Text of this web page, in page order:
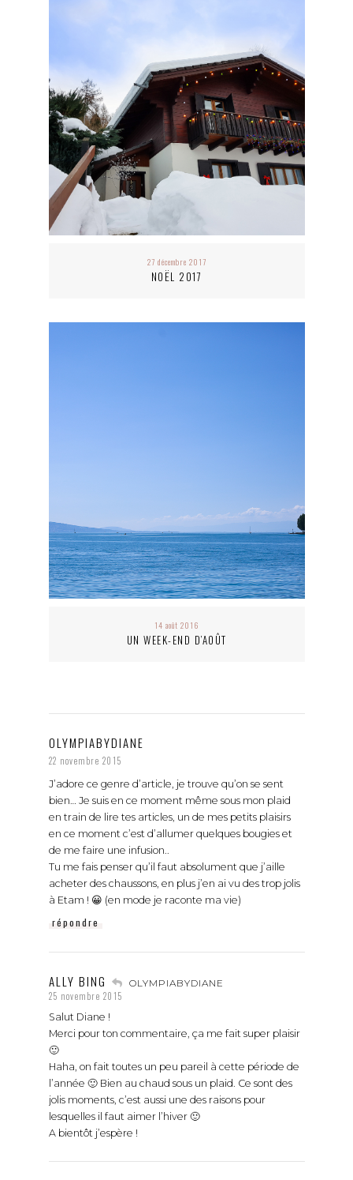
27 décembre 2017
NOËL 2017
14 août 2016
UN WEEK-END D’AOÛT
OLYMPIABYDIANE
22 novembre 2015
J’adore ce genre d’article, je trouve qu’on se sent
bien… Je suis en ce moment même sous mon plaid
en train de lire tes articles, un de mes petits plaisirs
en ce moment c’est d’allumer quelques bougies et
de me faire une infusion..
Tu me fais penser qu’il faut absolument que j’aille
acheter des chaussons, en plus j’en ai vu des trop jolis
à Etam ! 😀 (en mode je raconte ma vie)
répondre
ALLY BING OLYMPIABYDIANE
25 novembre 2015
Salut Diane !
Merci pour ton commentaire, ça me fait super plaisir
🙂
Haha, on fait toutes un peu pareil à cette période de
l’année 🙂 Bien au chaud sous un plaid. Ce sont des
jolis moments, c’est aussi une des raisons pour
lesquelles il faut aimer l’hiver 🙂
A bientôt j’espère !